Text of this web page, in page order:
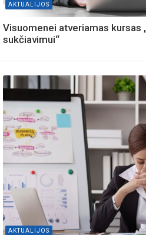
AKTUALIJOS
Visuomenei atveriamas kursas
sukčiavimui“
AKTUALIJOS